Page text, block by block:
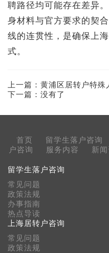
聘路径均可能存在差异
身材料与官方要求的契
线的连贯性，是确保上
式。
上一篇： 黄浦区居转户特殊
下一篇：没有了
首页 留学生落户咨询
户咨询
服务内容 新
留学生落户咨询
常见问题
政策法规
办事指南
热点导读
上海居转户咨询
常见问题
政策法规